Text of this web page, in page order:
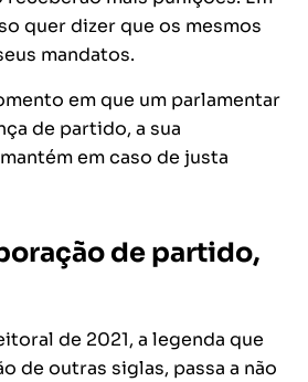
quer dizer que os mesmos
mandatos.
em que um parlamentar
de partido, a sua
em caso de justa
de partido,
de 2021, a legenda que
de outras siglas, passa a não